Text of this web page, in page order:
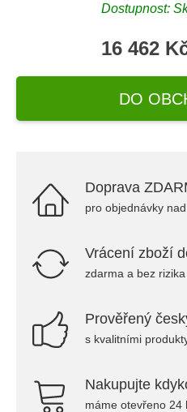
Dostupnost:
16 462
DO
Doprava
pro objednávky
Vrácení zboží
zdarma a bez rizika
Prověřený
s kvalitními
Nakupujte
máme otevřeno 24